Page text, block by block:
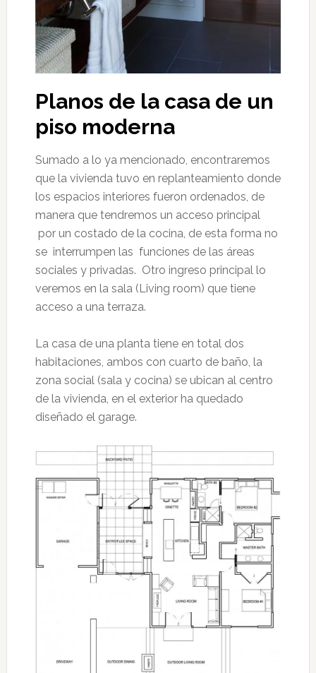
Planos de la casa de un
piso moderna
Sumado a lo ya mencionado, encontraremos
que la vivienda tuvo en replanteamiento donde
los espacios interiores fueron ordenados, de
manera que tendremos un acceso principal
por un costado de la cocina, de esta forma no
se interrumpen las funciones de las áreas
sociales y privadas. Otro ingreso principal lo
veremos en la sala (Living room) que tiene
acceso a una terraza.
La casa de una planta tiene en total dos
habitaciones, ambos con cuarto de baño, la
zona social (sala y cocina) se ubican al centro
de la vivienda, en el exterior ha quedado
diseñado el garage.